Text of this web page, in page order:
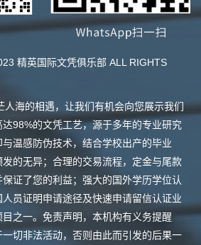
精英国际文凭俱乐部 ALL RIGHTS
人海的相遇，让我们有机会向您展示我们
98%的文凭工艺，源于多年的专业研究
温感防伪技术，结合学校出产的毕业
的无异；合理的交易流程，定金与尾款
证了您的利益；强大的国外学历学位认
员证明申请途径及快速申请留信认证业
之一。免责声明，本机构有义务提醒
切非法活动，否则由此而引发的后果一